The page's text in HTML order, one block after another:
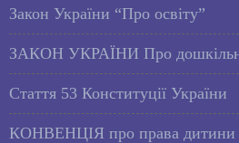
Закон України “Про освіту”
ЗАКОН УКРАЇНИ Про
Стаття 53 Конституції України
КОНВЕНЦІЯ про права дитини